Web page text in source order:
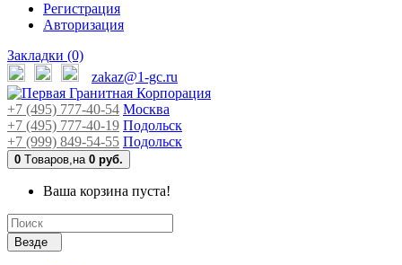
Регистрация
Авторизация
Закладки (0)
zakaz@1-gc.ru
+7 (495) 777-40-54 Москва
+7 (495) 777-40-19 Подольск
+7 (999) 849-54-55 Подольск
0 Tоваров,на 0 руб.
Ваша корзина пуста!
Везде